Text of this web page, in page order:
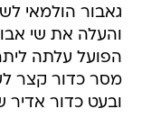
גאבור הולמאי
והעלה את שי
הפועל עלתה
ובעט כדור אדיר